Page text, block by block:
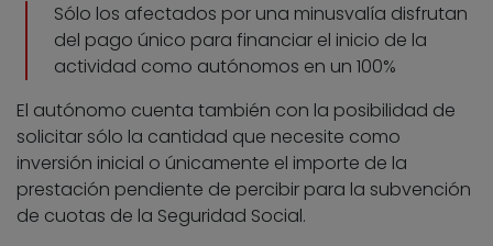
Sólo los afectados por una minusvalía disfrutan
del pago único para financiar el inicio de la
actividad como autónomos en un 100%
El autónomo cuenta también con la posibilidad de
solicitar sólo la cantidad que necesite como
inversión inicial o únicamente el importe de la
prestación pendiente de percibir para la subvención
de cuotas de la Seguridad Social.